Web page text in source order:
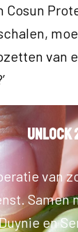
van
Unlock
van
Samen
en